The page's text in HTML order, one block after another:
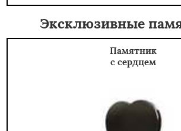
Эксклюзивные
Памятник
с сердцем